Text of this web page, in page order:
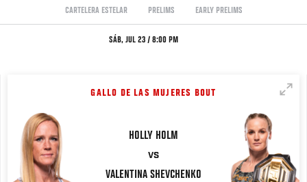
CARTELERA ESTELAR PRELIMS EARLY PRELIMS
SÁB, JUL 23 / 8:00 PM
GALLO DE LAS MUJERES BOUT
HOLLY HOLM
VS
VALENTINA SHEVCHENKO